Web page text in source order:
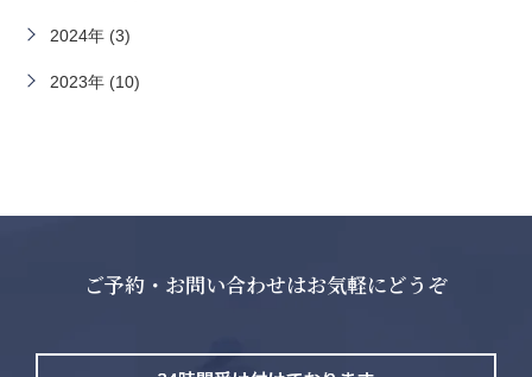
2024年 (3)
2023年 (10)
ご予約・お問い合わせはお気軽にどうぞ